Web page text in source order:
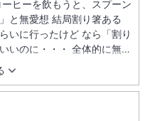
ヒーを飲もうと、スプーン
と無愛想 結局割り箸ある
いに行ったけど なら「割り
いのに・・・ 全体的に無愛